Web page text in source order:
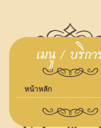
หน้าหลัก